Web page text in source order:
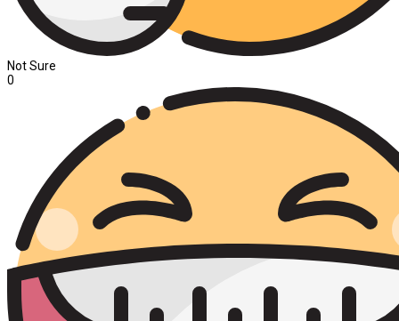
Not Sure
0